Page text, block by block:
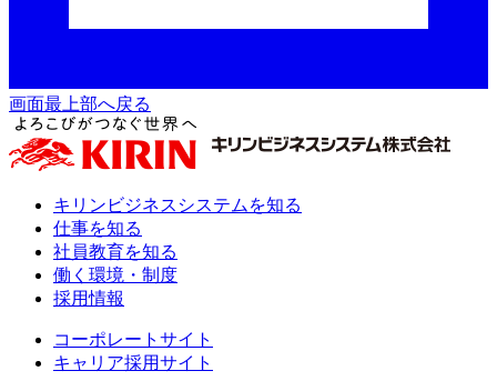
画面最上部へ戻る
キリンビジネスシステムを知る
仕事を知る
社員教育を知る
働く環境・制度
採用情報
コーポレートサイト
キャリア採用サイト